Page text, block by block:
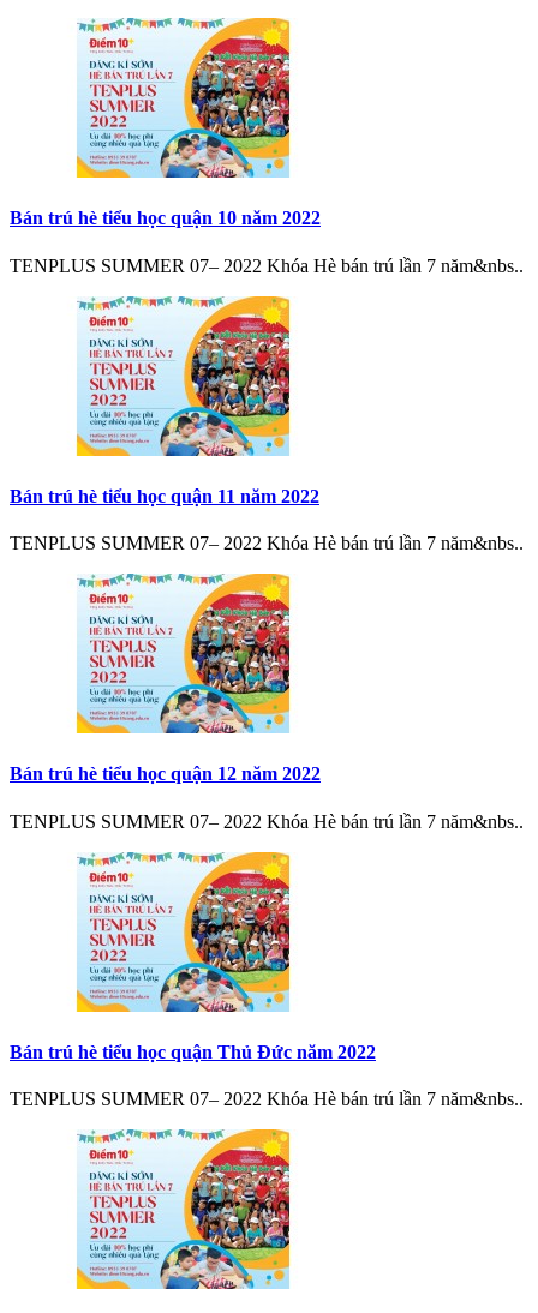
Bán trú hè tiểu học quận 10 năm 2022
TENPLUS SUMMER 07– 2022 Khóa Hè bán trú lần 7 năm&nbs..
Bán trú hè tiểu học quận 11 năm 2022
TENPLUS SUMMER 07– 2022 Khóa Hè bán trú lần 7 năm&nbs..
Bán trú hè tiểu học quận 12 năm 2022
TENPLUS SUMMER 07– 2022 Khóa Hè bán trú lần 7 năm&nbs..
Bán trú hè tiểu học quận Thủ Đức năm 2022
TENPLUS SUMMER 07– 2022 Khóa Hè bán trú lần 7 năm&nbs..